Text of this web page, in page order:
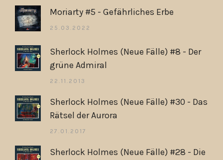
Moriarty #5 - Gefährliches Erbe
25.03.2022
Sherlock Holmes (Neue Fälle) #8 - Der
grüne Admiral
22.11.2013
Sherlock Holmes (Neue Fälle) #30 - Das
Rätsel der Aurora
27.01.2017
Sherlock Holmes (Neue Fälle) #28 - Die